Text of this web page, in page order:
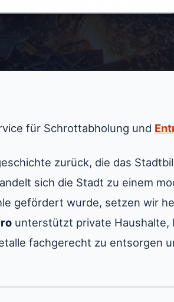
für Schrottabholung und
zurück, die das
sich die Stadt zu einem
gefördert wurde, setzen wir
unterstützt private Haushalte,
fachgerecht zu entsorgen